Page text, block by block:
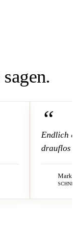
sagen.
“
Endlich
drauflos